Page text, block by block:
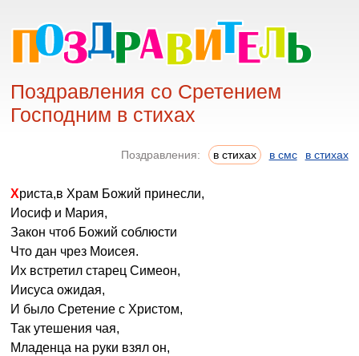
Поздравления со Сретением
Господним в стихах
Поздравления: в стихах в смс в стихах
Христа,в Храм Божий принесли,
Иосиф и Мария,
Закон чтоб Божий соблюсти
Что дан чрез Моисея.
Их встретил старец Симеон,
Иисуса ожидая,
И было Сретение с Христом,
Так утешения чая,
Младенца на руки взял он,